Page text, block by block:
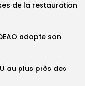
de la restauration
adopte son
au plus près des